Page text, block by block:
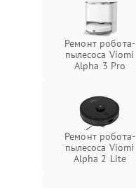
Ремонт робота-
пылесоса Viomi
Alpha 3 Pro
Ремонт робота-
пылесоса Viomi
Alpha 2 Lite